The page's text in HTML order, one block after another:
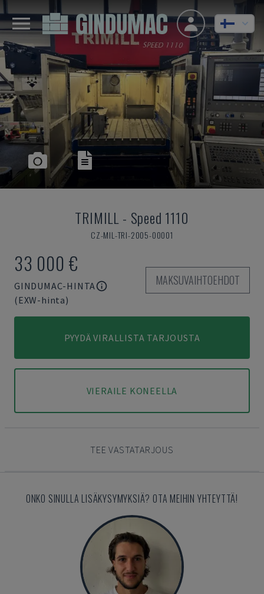
TRIMILL - Speed 1110
CZ-MIL-TRI-2005-00001
33 000 €
GINDUMAC-HINTA
(EXW-hinta)
MAKSUVAIHTOEHDOT
PYYDÄ VIRALLISTA TARJOUSTA
VIERAILE KONEELLA
TEE VASTATARJOUS
ONKO SINULLA LISÄKYSYMYKSIÄ? OTA MEIHIN YHTEYTTÄ!